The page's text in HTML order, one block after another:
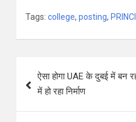
Tags: college posting
ऐसा होगा UAE के दुबई में बन
में हो रहा निर्माण